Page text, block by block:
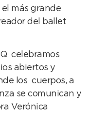
el más grande
del ballet
celebramos
abiertos y
los cuerpos, a
se comunican y
Verónica